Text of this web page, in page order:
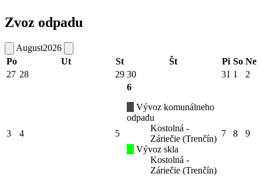
Zvoz odpadu
August2026
Po
Ut St Št Pi So Ne
27 28 29 30 31 1 2
3 4 5
6
Vývoz komunálneho
odpadu
Kostolná -
Záriečie (Trenčín)
Vývoz skla
Kostolná -
Záriečie (Trenčín)
7 8 9